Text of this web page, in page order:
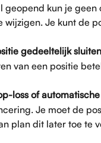
geopend kun je
wijzigen. Je kunt de
gedeeltelijk
van een positie
loss of
Je moet de
plan dit later toe te